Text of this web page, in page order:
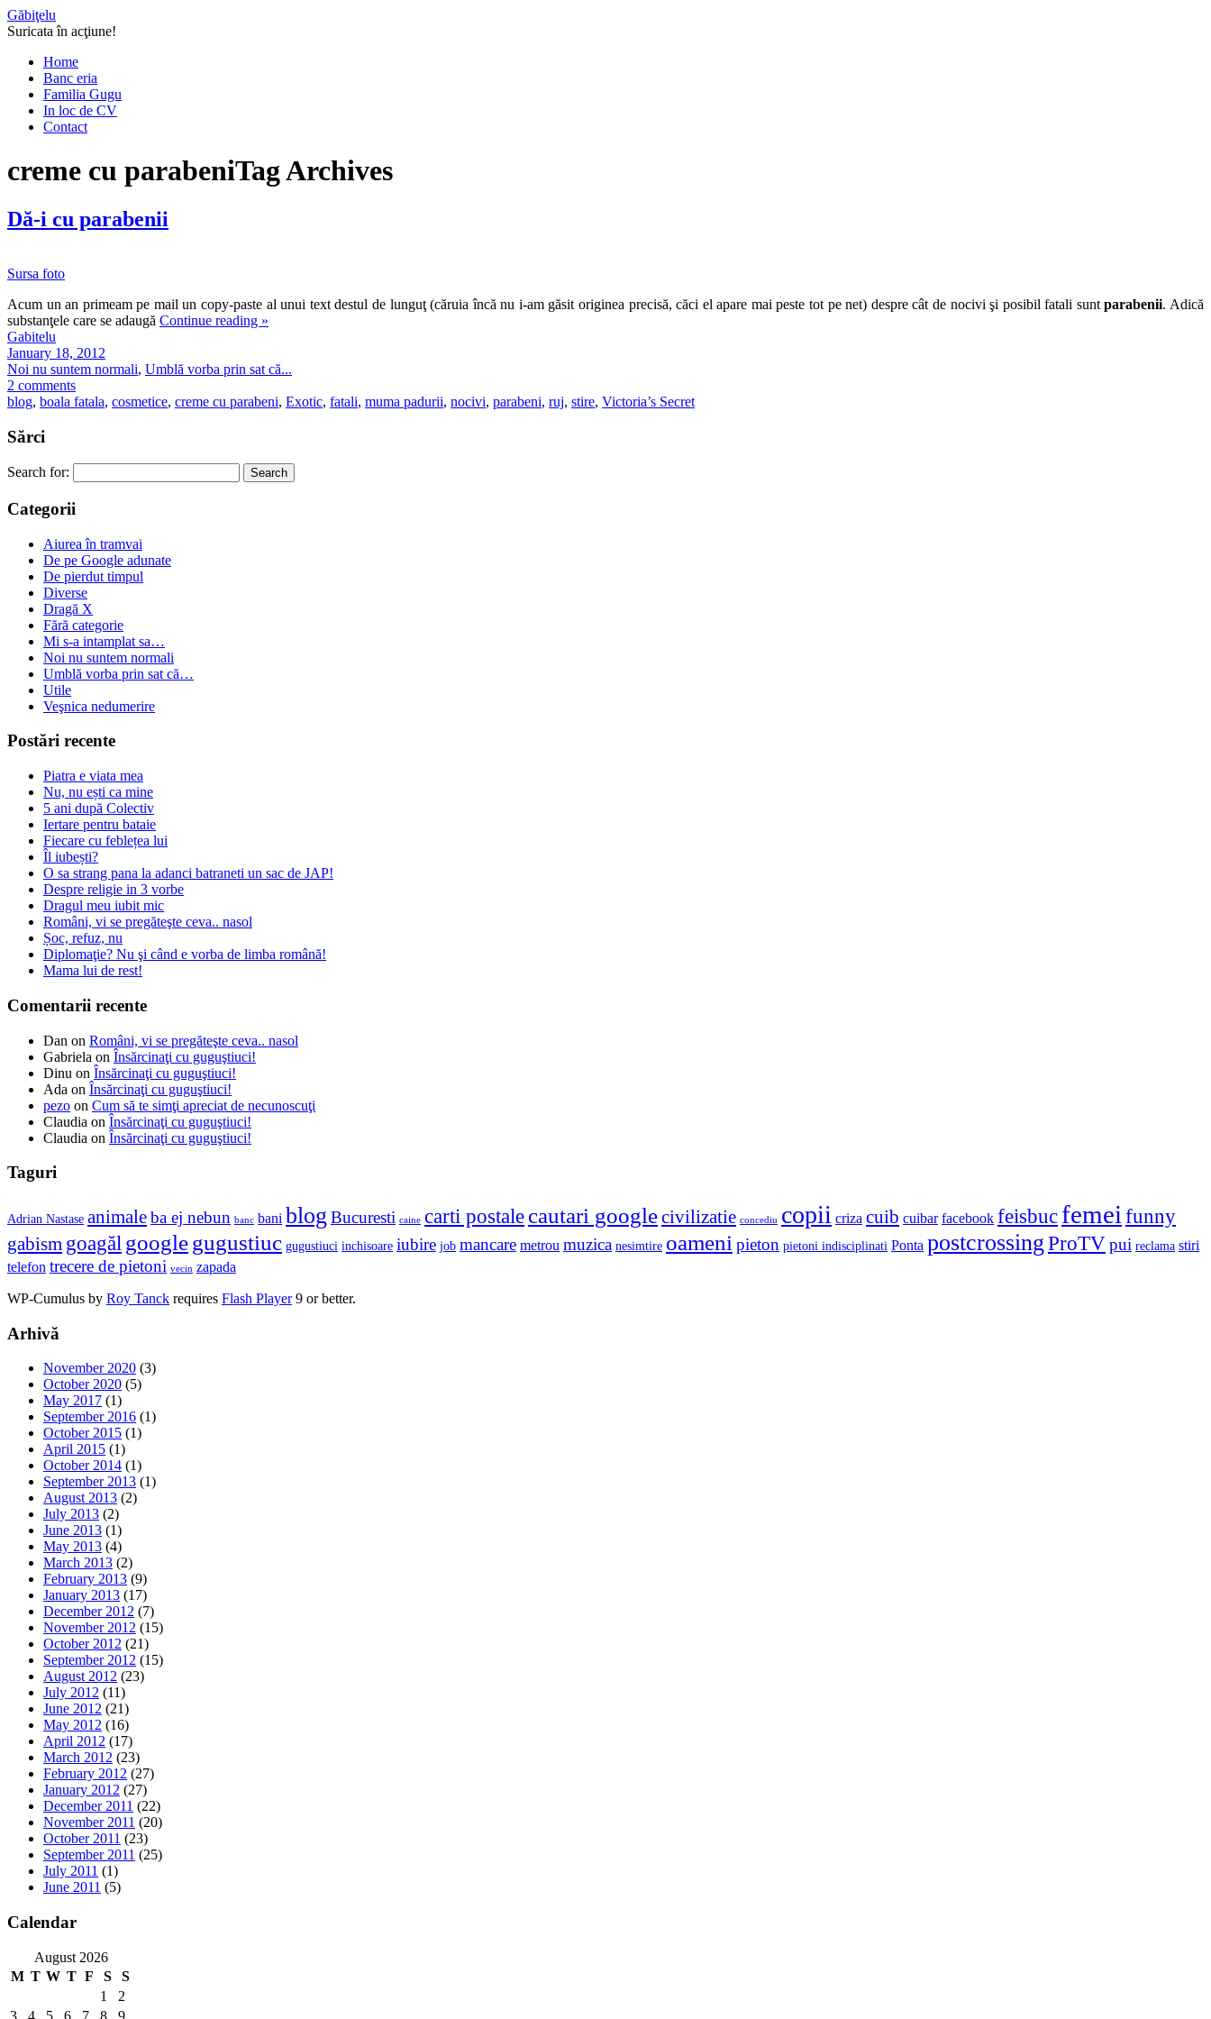
Găbiţelu
Suricata în acţiune!
Home
Banc eria
Familia Gugu
In loc de CV
Contact
creme cu parabeniTag Archives
Dă-i cu parabenii
Sursa foto
Acum un an primeam pe mail un copy-paste al unui text destul de lunguţ (căruia încă nu i-am găsit originea precisă, căci el apare mai peste tot pe net) despre cât de nocivi şi posibil fatali suntparabenii. Adică
substanţele care se adaugă Continue reading »
Gabitelu
January 18, 2012
Noi nu suntem normali, Umblă vorba prin sat că...
2 comments
blog, boala fatala, cosmetice, creme cu parabeni, Exotic, fatali, muma padurii, nocivi, parabeni, ruj, stire, Victoria’s Secret
Sărci
Search for:
Categorii
Aiurea în tramvai
De pe Google adunate
De pierdut timpul
Diverse
Dragă X
Fără categorie
Mi s-a intamplat sa…
Noi nu suntem normali
Umblă vorba prin sat că…
Utile
Veşnica nedumerire
Postări recente
Piatra e viata mea
Nu, nu ești ca mine
5 ani după Colectiv
Iertare pentru bataie
Fiecare cu feblețea lui
Îl iubești?
O sa strang pana la adanci batraneti un sac de JAP!
Despre religie in 3 vorbe
Dragul meu iubit mic
Români, vi se pregăteşte ceva.. nasol
Șoc, refuz, nu
Diplomaţie? Nu şi când e vorba de limba română!
Mama lui de rest!
Comentarii recente
Dan on Români, vi se pregăteşte ceva.. nasol
Gabriela on Însărcinaţi cu guguştiuci!
Dinu on Însărcinaţi cu guguştiuci!
Ada on Însărcinaţi cu guguştiuci!
pezo on Cum să te simţi apreciat de necunoscuţi
Claudia on Însărcinaţi cu guguştiuci!
Claudia on Însărcinaţi cu guguştiuci!
Taguri
Adrian Nastase animaleba ej nebun banc bani blog Bucuresti caine carti postale cautari googlecivilizatie concediu copii criza cuib cuibar facebook feisbuc femei funny
gabism goagăl googlegugustiuc gugustiuci inchisoare iubire job mancare metrou muzica nesimtire oameni pieton pietoni indisciplinati Ponta postcrossing ProTVpui reclama stiri
telefon trecere de pietoni vecin zapada
WP-Cumulus by Roy Tanck requires Flash Player9 or better.
Arhivă
November 2020 (3)
October 2020 (5)
May 2017 (1)
September 2016 (1)
October 2015 (1)
April 2015 (1)
October 2014 (1)
September 2013 (1)
August 2013 (2)
July 2013 (2)
June 2013 (1)
May 2013 (4)
March 2013 (2)
February 2013 (9)
January 2013 (17)
December 2012 (7)
November 2012 (15)
October 2012 (21)
September 2012 (15)
August 2012 (23)
July 2012 (11)
June 2012 (21)
May 2012 (16)
April 2012 (17)
March 2012 (23)
February 2012 (27)
January 2012 (27)
December 2011 (22)
November 2011 (20)
October 2011 (23)
September 2011 (25)
July 2011 (1)
June 2011 (5)
Calendar
August 2026
M T W T F S
S
1
2
3
4 5 6 7 8 9